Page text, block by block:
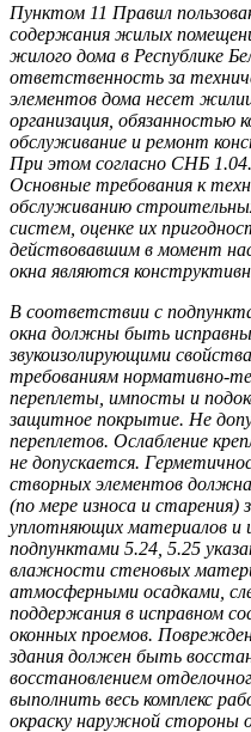
Пунктом 11 Правил
содержания жилых
жилого дома в Республике
ответственность за
элементов дома несет
организация, обязанностью
обслуживание и ремонт
При этом согласно СНБ
Основные требования к
обслуживанию
систем, оценке их
действовавшим в момент
окна являются
В соответствии с
окна должны быть
звукоизолирующими
требованиям нормативно-
переплеты, импосты и
защитное покрытие. Не
переплетов. Ослабление
не допускается.
створных элементов должна
(по мере износа и старения)
уплотняющих материалов и
подпунктами 5.24, 5.25
влажности стеновых
атмосферными осадками,
поддержания в исправном
оконных проемов.
здания должен быть
восстановлением
выполнить весь комплекс
окраску наружной стороны